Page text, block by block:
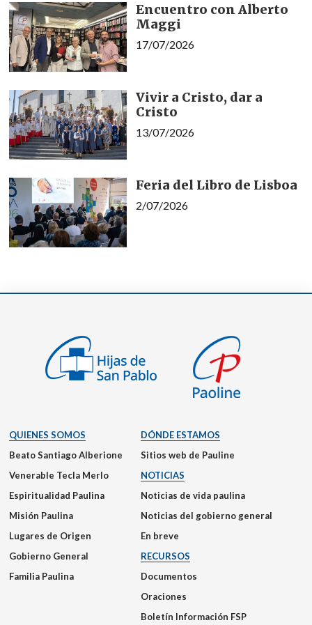
Encuentro con Alberto
Maggi
17/07/2026
Vivir a Cristo, dar a
Cristo
13/07/2026
Feria del Libro de Lisboa
2/07/2026
QUIENES SOMOS
Beato Santiago Alberione
Venerable Tecla Merlo
Espiritualidad Paulina
Misión Paulina
Lugares de Origen
Gobierno General
Familia Paulina
DÓNDE ESTAMOS
Sitios web de Pauline
NOTICIAS
Noticias de vida paulina
Noticias del gobierno general
En breve
RECURSOS
Documentos
Oraciones
Boletín Información FSP